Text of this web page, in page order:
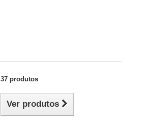
37 produtos
Ver produtos